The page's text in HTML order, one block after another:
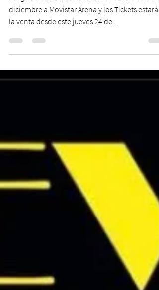
próximo 1 de diciembre
Luego de 5 años, el DJ británico vuelve este 1
diciembre a Movistar Arena y los Tickets estarán